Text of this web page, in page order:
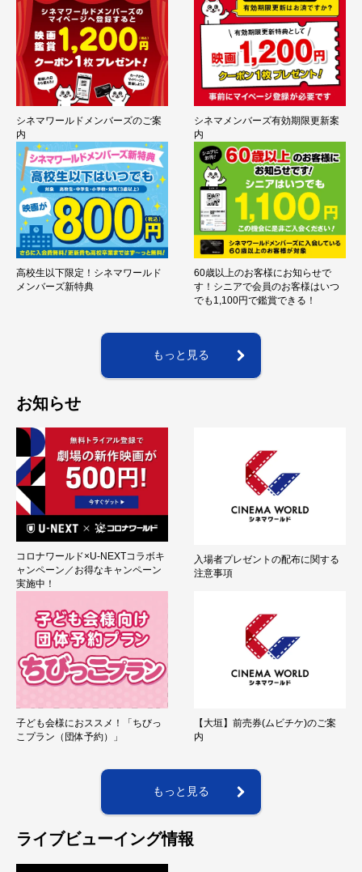
シネマワールドメンバーズのご案
内
シネマメンバーズ有効期限更新案
内
高校生以下限定！シネマワールド
メンバーズ新特典
60歳以上のお客様にお知らせで
す！シニアで会員のお客様はいつ
でも1,100円で鑑賞できる！
もっと見る
お知らせ
コロナワールド×U-NEXTコラボキ
ャンペーン／お得なキャンペーン
実施中！
入場者プレゼントの配布に関する
注意事項
子ども会様におススメ！「ちびっ
こプラン（団体予約）」
【大垣】前売券(ムビチケ)のご案
内
もっと見る
ライブビューイング情報